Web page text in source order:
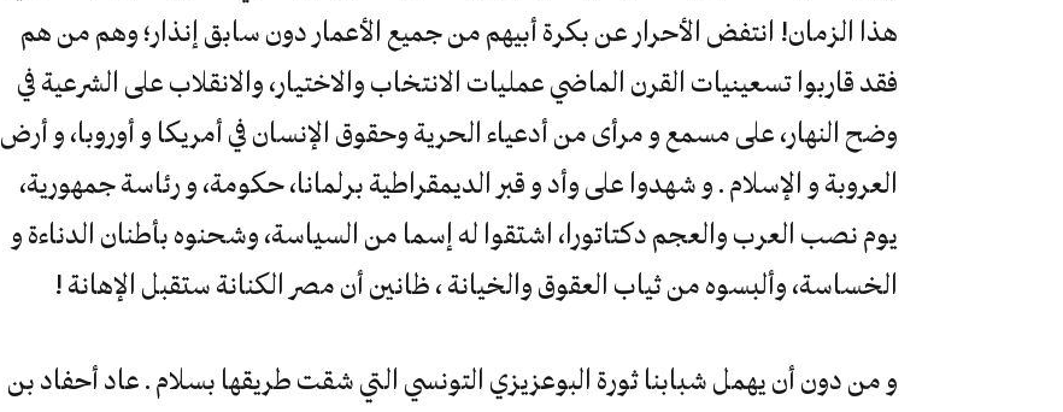
هذا الزمان! انتفض الأحرار عن بكرة أبيهم من جميع الأعمار دون سابق إنذار؛ وهم من هم
فقد قاربوا تسعينيات القرن الماضي عمليات الانتخاب والاختيار، والانقلاب على الشرعية في
وضح النهار، على مسمع و مرأى من أدعياء الحرية وحقوق الإنسان في أمريكا و أوروبا، و أرض
العروبة و الإسلام . و شهدوا على وأد و قبر الديمقراطية برلمانا، حكومة، و رئاسة جمهورية،
يوم نصب العرب والعجم دكتاتورا، اشتقوا له إسما من السياسة، وشحنوه بأطنان الدناءة و
الخساسة، وألبسوه من ثياب العقوق والخيانة ، ظانين أن مصر الكنانة ستقبل الإهانة !
و من دون أن يهمل شبابنا ثورة البوعزيزي التونسي التي شقت طريقها بسلام . عاد أحفاد بن